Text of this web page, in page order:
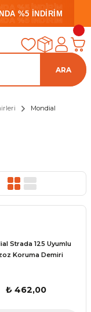
%5 İNDİRİM
%5 İNDİRİM
%5 İNDİRİM
ARA
Mondial
Strada 125 Uyumlu
Koruma Demiri
₺ 462,00